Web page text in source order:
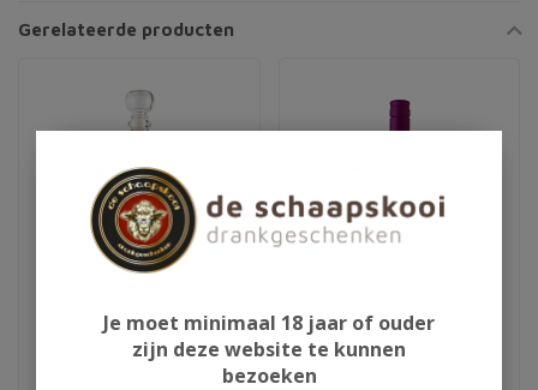
Gerelateerde producten
Aura Teranino
Barefoot Jammy Red
75cl
Je moet minimaal 18 jaar of ouder
zijn deze website te kunnen
bezoeken